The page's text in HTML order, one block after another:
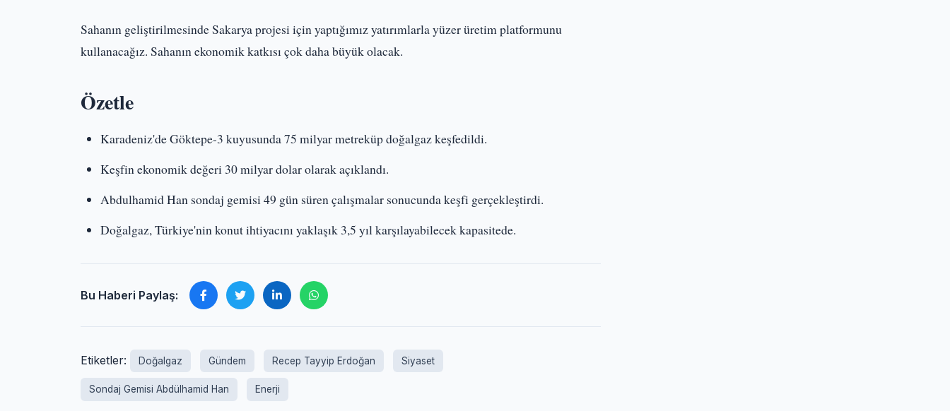
Sahanın geliştirilmesinde Sakarya projesi için yaptığımız yatırımlarla yüzer üretim platformunu
kullanacağız. Sahanın ekonomik katkısı çok daha büyük olacak.
Özetle
Karadeniz'de Göktepe-3 kuyusunda 75 milyar metreküp doğalgaz keşfedildi.
Keşfin ekonomik değeri 30 milyar dolar olarak açıklandı.
Abdulhamid Han sondaj gemisi 49 gün süren çalışmalar sonucunda keşfi gerçekleştirdi.
Doğalgaz, Türkiye'nin konut ihtiyacını yaklaşık 3,5 yıl karşılayabilecek kapasitede.
Bu Haberi Paylaş:
Etiketler: Doğalgaz Gündem Recep Tayyip Erdoğan Siyaset
Sondaj Gemisi Abdülhamid Han Enerji